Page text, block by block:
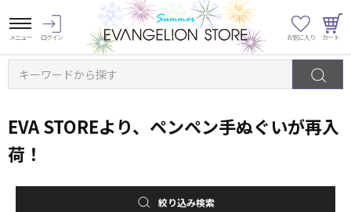
キーワードから探す
EVA STOREより、ペンペン手ぬぐいが再入
荷！
絞り込み検索